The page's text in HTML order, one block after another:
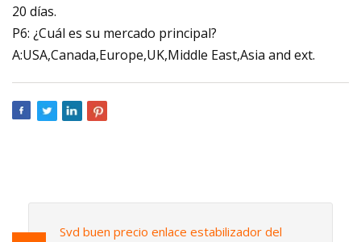
20 días.
P6: ¿Cuál es su mercado principal?
A:USA,Canada,Europe,UK,Middle East,Asia and ext.
Svd buen precio enlace estabilizador del